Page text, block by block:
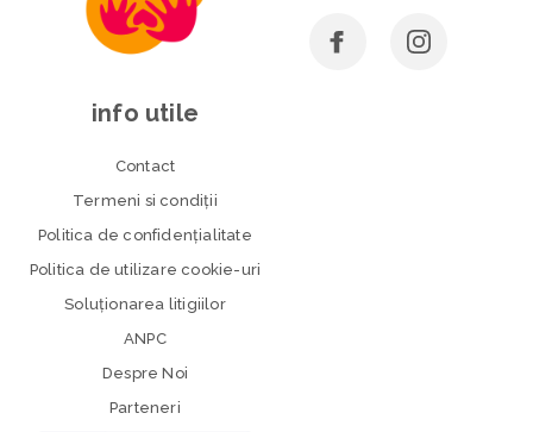
info utile
Contact
Termeni si condiţii
Politica de confidenţialitate
Politica de utilizare cookie-uri
Soluționarea litigiilor
ANPC
Despre Noi
Parteneri